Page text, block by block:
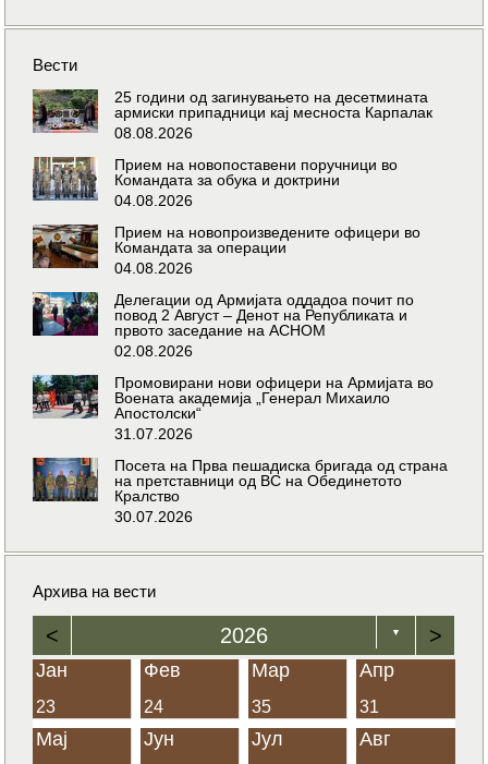
Вести
25 години од загинувањето на десетмината
армиски припадници кај месноста Карпалак
08.08.2026
Прием на новопоставени поручници во
Командата за обука и доктрини
04.08.2026
Прием на новопроизведените офицери во
Командата за операции
04.08.2026
Делегации од Армијата оддадоа почит по
повод 2 Август – Денот на Републиката и
првото заседание на АСНОМ
02.08.2026
Промовирани нови офицери на Армијата во
Воената академија „Генерал Михаило
Апостолски“
31.07.2026
Посета на Прва пешадиска бригада од страна
на претставници од ВС на Обединетото
Кралство
30.07.2026
Архива на вести
< 2026 ▼ >
Јан
23
Фев
24
Мар
35
Апр
31
Мај Јун Јул Авг